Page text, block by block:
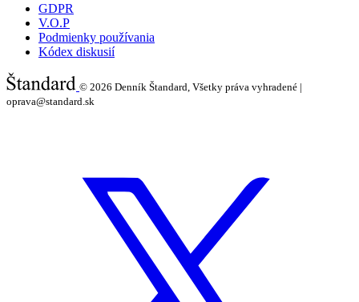
GDPR
V.O.P
Podmienky používania
Kódex diskusií
© 2026 Denník Štandard, Všetky práva vyhradené |
oprava@standard.sk